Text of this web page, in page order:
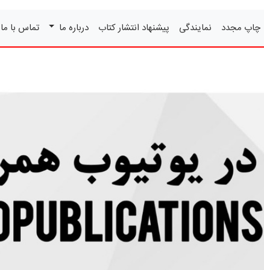
چاپ مجدد نمایندگی پیشنهاد انتشار کتاب درباره ما تماس با